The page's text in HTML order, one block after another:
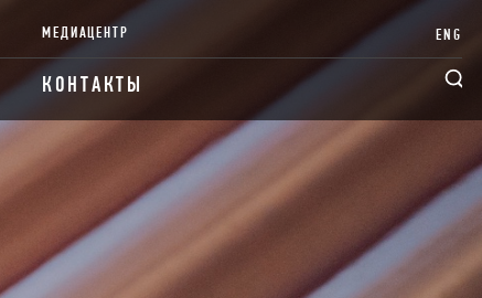
МЕДИАЦЕНТР
КОНТАКТЫ
ENG